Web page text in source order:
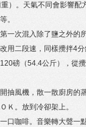
）。天氣不同會影響
。
一次混入除了鹽之外
用二段速，同樣攪拌4
磅（54.4公斤），從
抽風機，散一散廚房
Ｋ。放到冷卻架上。
口咖啡。音樂轉大聲